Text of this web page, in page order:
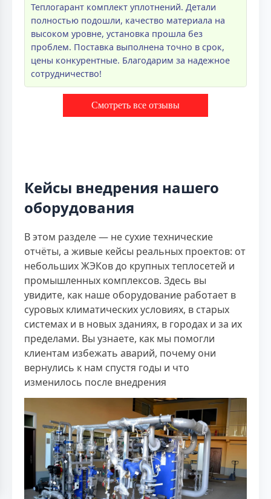
Теплогарант комплект уплотнений. Детали
полностью подошли, качество материала на
высоком уровне, установка прошла без
проблем. Поставка выполнена точно в срок,
цены конкурентные. Благодарим за надежное
сотрудничество!
Смотреть все отзывы
Кейсы внедрения нашего
оборудования
В этом разделе — не сухие технические
отчёты, а живые кейсы реальных проектов: от
небольших ЖЭКов до крупных теплосетей и
промышленных комплексов. Здесь вы
увидите, как наше оборудование работает в
суровых климатических условиях, в старых
системах и в новых зданиях, в городах и за их
пределами. Вы узнаете, как мы помогли
клиентам избежать аварий, почему они
вернулись к нам спустя годы и что
изменилось после внедрения